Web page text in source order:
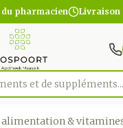
du pharmacien Livraison
et
alimentation &